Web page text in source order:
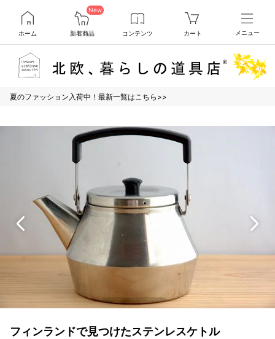
ホーム
New
新着商品 コンテンツ カート メニュー
夏のファッション入荷中！最新一覧はこちら>>
フィンランドで見つけたステンレスケトル